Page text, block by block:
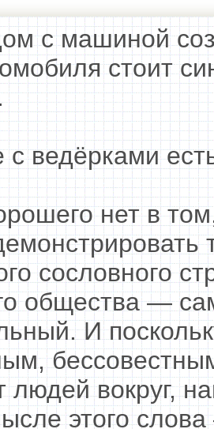
с машиной
стоит
ведёрками
нет в
сословного
общества —
И
людей вокруг,
этого